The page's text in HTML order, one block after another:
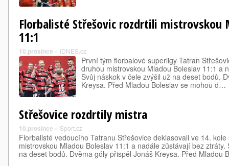
Florbalisté Střešovic rozdrtili mistrovskou
11:1
10.prosince » iDNES.cz
První tým florbalové superligy Tatran
druhou mistrovskou Mladou Boleslav 11:1 a
Svůj náskok v čele zvýšil už na deset bodů.
Kreysa. Před Mladou Boleslav se mohou d…
Střešovice rozdrtily mistra
10.prosince » Sport.cz
Florbalisté vedoucího Tatranu Střešovice deklasovali ve 14.
mistrovskou Mladou Boleslav 11:1 a nadále zůstávají bez ztráty.
na deset bodů. Dvěma góly přispěl Jonáš Kreysa. Před Mladou